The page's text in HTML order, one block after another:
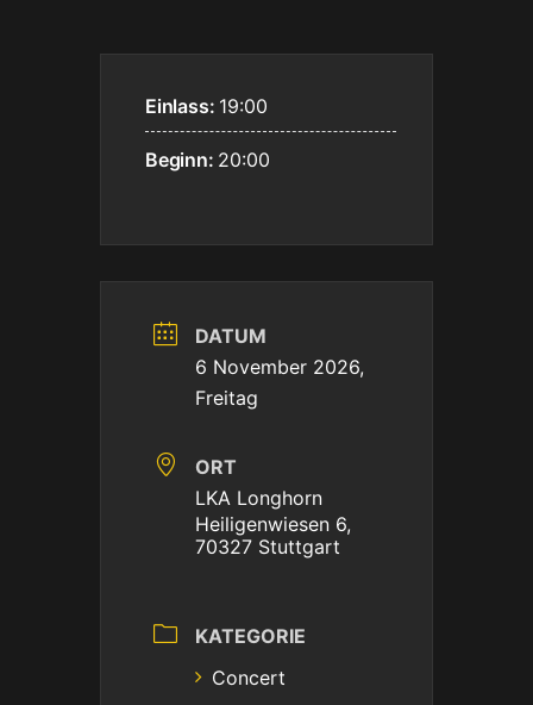
Einlass: 19:00
Beginn: 20:00
DATUM
6 November 2026,
Freitag
ORT
LKA Longhorn
Heiligenwiesen 6,
70327 Stuttgart
KATEGORIE
Concert